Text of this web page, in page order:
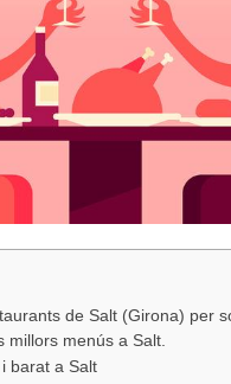
de Salt (Girona) per
millors menús a Salt.
barat a Salt